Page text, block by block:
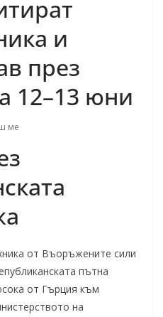
и
през
12–13 юни
ме
от Въоръжените сили
пътна
от Гърция към
на